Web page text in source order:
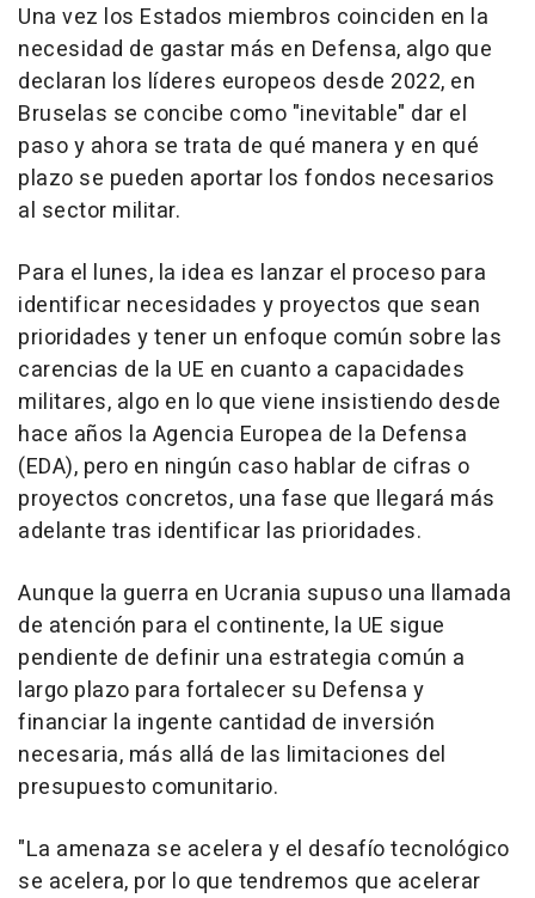
Una vez los Estados miembros coinciden en la
necesidad de gastar más en Defensa, algo que
declaran los líderes europeos desde 2022, en
Bruselas se concibe como "inevitable" dar el
paso y ahora se trata de qué manera y en qué
plazo se pueden aportar los fondos necesarios
al sector militar.
Para el lunes, la idea es lanzar el proceso para
identificar necesidades y proyectos que sean
prioridades y tener un enfoque común sobre las
carencias de la UE en cuanto a capacidades
militares, algo en lo que viene insistiendo desde
hace años la Agencia Europea de la Defensa
(EDA), pero en ningún caso hablar de cifras o
proyectos concretos, una fase que llegará más
adelante tras identificar las prioridades.
Aunque la guerra en Ucrania supuso una llamada
de atención para el continente, la UE sigue
pendiente de definir una estrategia común a
largo plazo para fortalecer su Defensa y
financiar la ingente cantidad de inversión
necesaria, más allá de las limitaciones del
presupuesto comunitario.
"La amenaza se acelera y el desafío tecnológico
se acelera, por lo que tendremos que acelerar